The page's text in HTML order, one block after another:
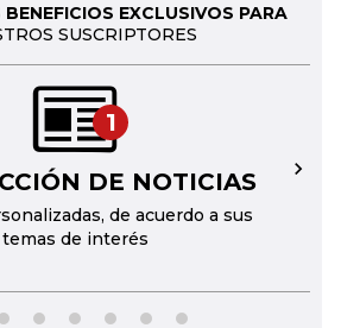
EXCLUSIVOS PARA
SUSCRIPTORES
1
DE NOTICIAS
de acuerdo a sus
temas de interés
→